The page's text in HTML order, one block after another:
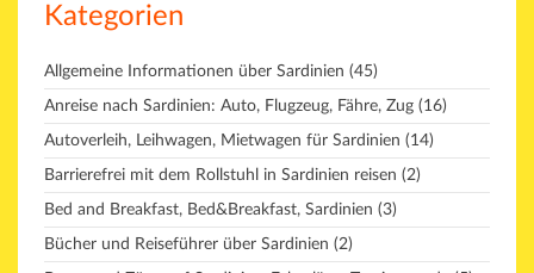
Kategorien
Allgemeine Informationen über Sardinien (45)
Anreise nach Sardinien: Auto, Flugzeug, Fähre, Zug (16)
Autoverleih, Leihwagen, Mietwagen für Sardinien (14)
Barrierefrei mit dem Rollstuhl in Sardinien reisen (2)
Bed and Breakfast, Bed&Breakfast, Sardinien (3)
Bücher und Reiseführer über Sardinien (2)